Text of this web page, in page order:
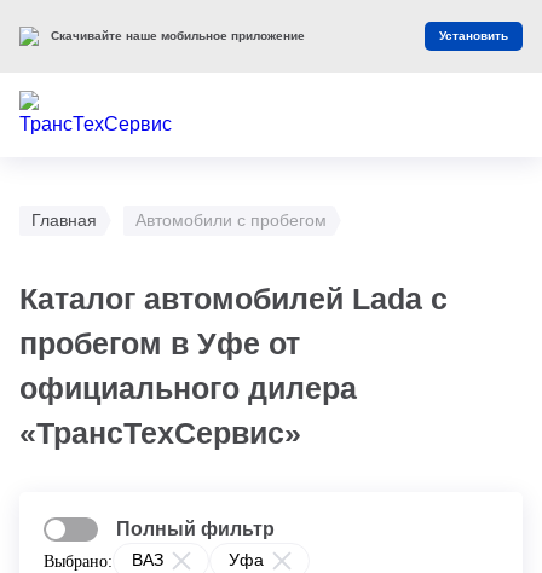
Главная Автомобили с пробегом
Каталог автомобилей Lada с
пробегом в Уфе от
официального дилера
«ТрансТехСервис»
Выбрано: ВАЗ
Уфа
Полный фильтр
Скачивайте наше мобильное приложение Установить